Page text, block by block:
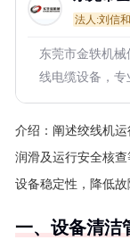
法人:刘信和
东莞市金轶机
线电缆设备，专
介绍： 阐述绞线机
润滑及运行安全核
设备稳定性，降低故
一、设备清洁